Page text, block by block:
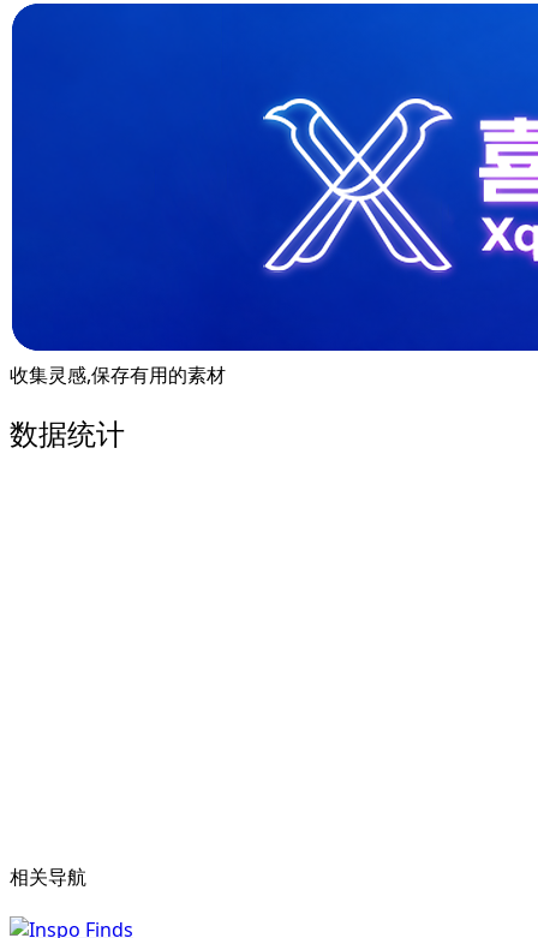
收集灵感,保存有用的素材
数据统计
相关导航